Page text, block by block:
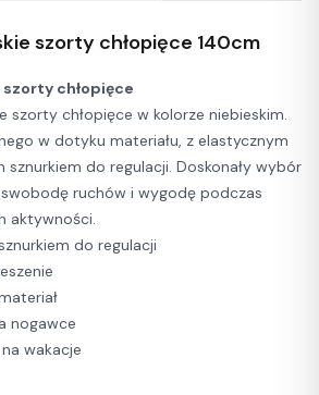
szorty chłopięce 140cm
szorty chłopięce
chłopięce w kolorze niebieskim.
w dotyku materiału, z elastycznym
do regulacji. Doskonały wybór
ruchów i wygodę podczas
aktywności.
do regulacji
nogawce
wakacje